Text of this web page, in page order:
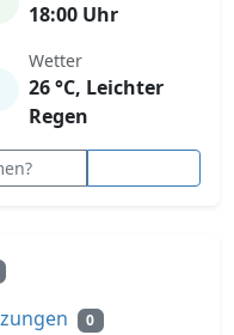
18:00 Uhr
Wetter
26 °C, Leichter
Regen
0